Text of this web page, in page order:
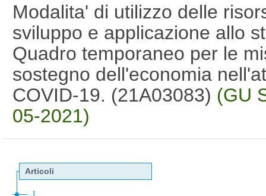
Modalita' di utilizzo delle
sviluppo e applicazione allo
Quadro temporaneo per le
sostegno dell'economia
COVID-19. (21A03083) (GU
05-2021)